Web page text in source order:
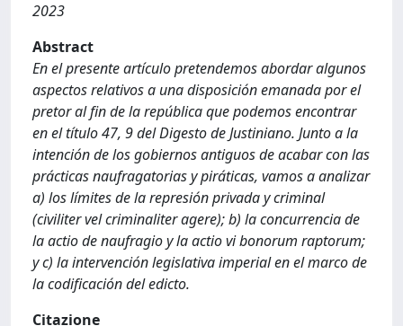
2023
Abstract
En el presente artículo pretendemos abordar algunos
aspectos relativos a una disposición emanada por el
pretor al fin de la república que podemos encontrar
en el título 47, 9 del Digesto de Justiniano. Junto a la
intención de los gobiernos antiguos de acabar con las
prácticas naufragatorias y piráticas, vamos a analizar
a) los límites de la represión privada y criminal
(civiliter vel criminaliter agere); b) la concurrencia de
la actio de naufragio y la actio vi bonorum raptorum;
y c) la intervención legislativa imperial en el marco de
la codificación del edicto.
Citazione